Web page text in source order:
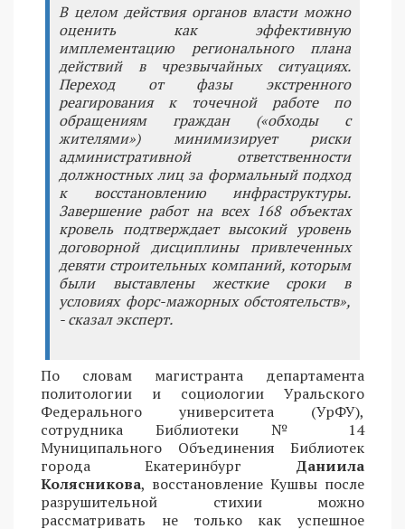
В целом действия органов власти можно
оценить как эффективную
имплементацию регионального плана
действий в чрезвычайных ситуациях.
Переход от фазы экстренного
реагирования к точечной работе по
обращениям граждан («обходы с
жителями») минимизирует риски
административной ответственности
должностных лиц за формальный подход
к восстановлению инфраструктуры.
Завершение работ на всех 168 объектах
кровель подтверждает высокий уровень
договорной дисциплины привлеченных
девяти строительных компаний, которым
были выставлены жесткие сроки в
условиях форс-мажорных обстоятельств»,
- сказал эксперт.
По словам магистранта департамента
политологии и социологии Уральского
Федерального университета (УрФУ),
сотрудника Библиотеки № 14
Муниципального Объединения Библиотек
города Екатеринбург Даниила
Колясникова, восстановление Кушвы после
разрушительной стихии можно
рассматривать не только как успешное